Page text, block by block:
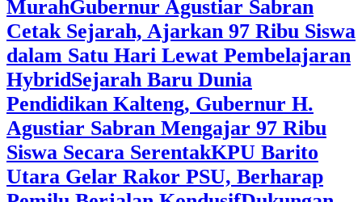
MurahGubernur Agustiar Sabran
Cetak Sejarah, Ajarkan 97 Ribu Siswa
dalam Satu Hari Lewat Pembelajaran
HybridSejarah Baru Dunia
Pendidikan Kalteng, Gubernur H.
Agustiar Sabran Mengajar 97 Ribu
Siswa Secara SerentakKPU Barito
Utara Gelar Rakor PSU, Berharap